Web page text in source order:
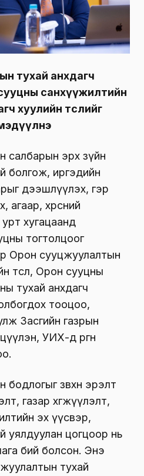
тухай анхдагч
сууцны санхүүжилтийн
хуулийн төслийг
салбарын эрх зүйн
болгож, иргэдийн
дээшлүүлэх, гэр
агаар, хөрсний
хугацаанд
тогтолцоог
Орон сууцжуулалтын
төсөл, Орон сууцны
тухай анхдагч
тооцоо,
Засгийн газрын
УИХ-д өргөн
зөвхөн эрэлт
газар хөгжүүлэлт,
эх үүсвэр,
уялдуулан цогцоор нь
бий болсон. Энэ
тухай